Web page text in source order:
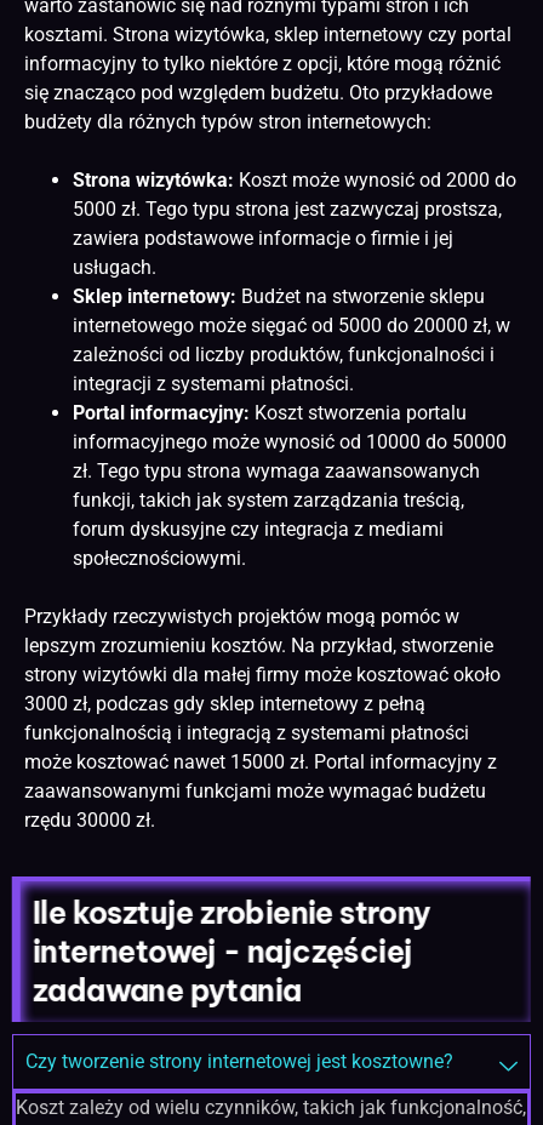
warto zastanowić się nad różnymi typami stron i ich
kosztami. Strona wizytówka, sklep internetowy czy portal
informacyjny to tylko niektóre z opcji, które mogą różnić
się znacząco pod względem budżetu. Oto przykładowe
budżety dla różnych typów stron internetowych:
Strona wizytówka: Koszt może wynosić od 2000 do
5000 zł. Tego typu strona jest zazwyczaj prostsza,
zawiera podstawowe informacje o firmie i jej
usługach.
Sklep internetowy: Budżet na stworzenie sklepu
internetowego może sięgać od 5000 do 20000 zł, w
zależności od liczby produktów, funkcjonalności i
integracji z systemami płatności.
Portal informacyjny: Koszt stworzenia portalu
informacyjnego może wynosić od 10000 do 50000
zł. Tego typu strona wymaga zaawansowanych
funkcji, takich jak system zarządzania treścią,
forum dyskusyjne czy integracja z mediami
społecznościowymi.
Przykłady rzeczywistych projektów mogą pomóc w
lepszym zrozumieniu kosztów. Na przykład, stworzenie
strony wizytówki dla małej firmy może kosztować około
3000 zł, podczas gdy sklep internetowy z pełną
funkcjonalnością i integracją z systemami płatności
może kosztować nawet 15000 zł. Portal informacyjny z
zaawansowanymi funkcjami może wymagać budżetu
rzędu 30000 zł.
Ile kosztuje zrobienie strony
internetowej - najczęściej
zadawane pytania
Czy tworzenie strony internetowej jest kosztowne?
Koszt zależy od wielu czynników, takich jak funkcjonalność,